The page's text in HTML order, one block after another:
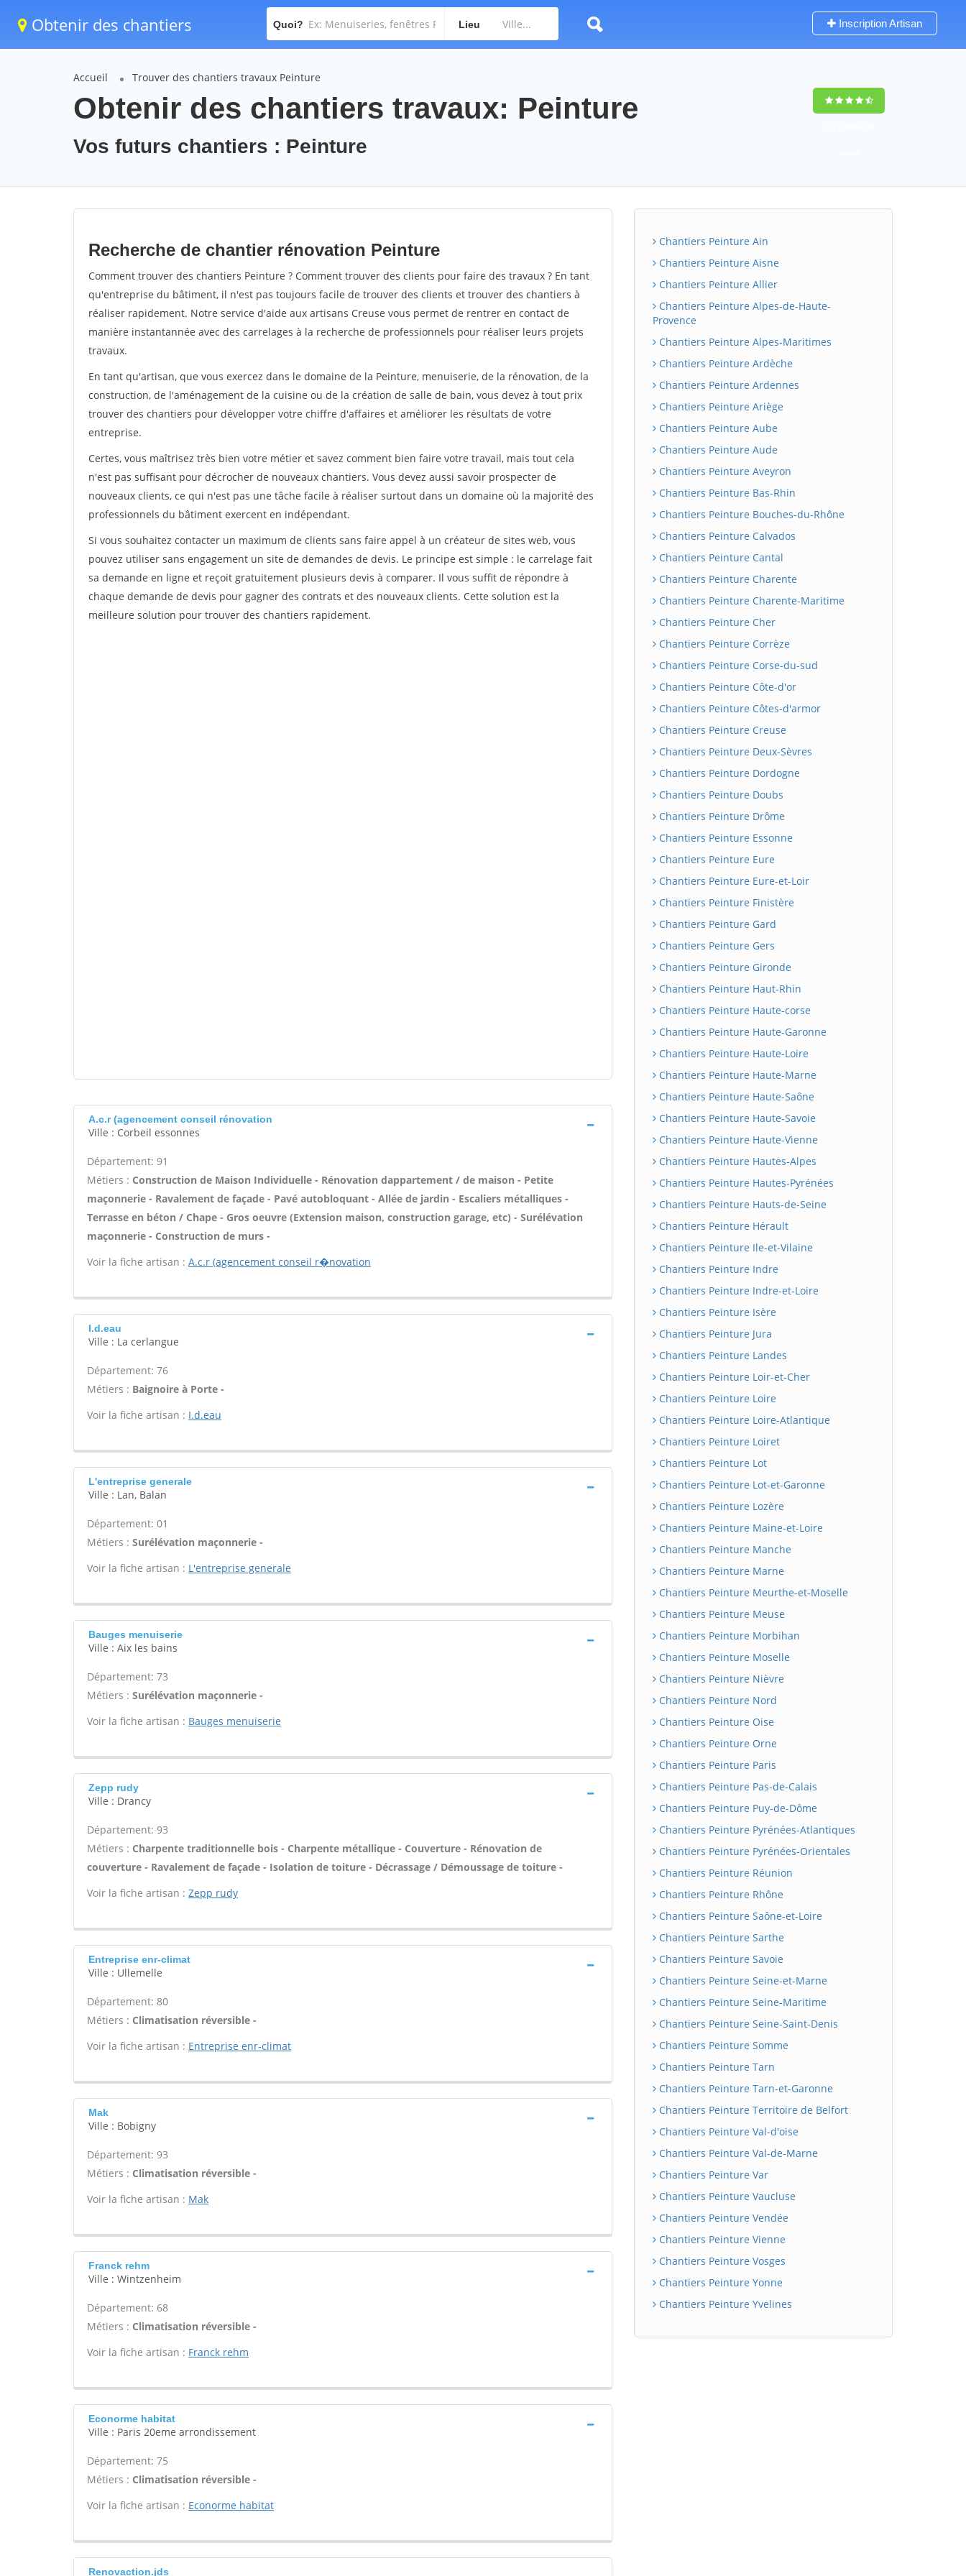
Obtenir des chantiers Quoi? Lieu Inscription Artisan
Accueil Trouver des chantiers travaux Peinture
Obtenir des chantiers travaux: Peinture
Vos futurs chantiers : Peinture
Recherche de chantier rénovation Peinture
Comment trouver des chantiers Peinture ? Comment trouver des clients pour faire des travaux ? En tant
qu'entreprise du bâtiment, il n'est pas toujours facile de trouver des clients et trouver des chantiers à
réaliser rapidement. Notre service d'aide aux artisans Creuse vous permet de rentrer en contact de
manière instantannée avec des carrelages à la recherche de professionnels pour réaliser leurs projets
travaux.
En tant qu'artisan, que vous exercez dans le domaine de la Peinture, menuiserie, de la rénovation, de la
construction, de l'aménagement de la cuisine ou de la création de salle de bain, vous devez à tout prix
trouver des chantiers pour développer votre chiffre d'affaires et améliorer les résultats de votre
entreprise.
Certes, vous maîtrisez très bien votre métier et savez comment bien faire votre travail, mais tout cela
n'est pas suffisant pour décrocher de nouveaux chantiers. Vous devez aussi savoir prospecter de
nouveaux clients, ce qui n'est pas une tâche facile à réaliser surtout dans un domaine où la majorité des
professionnels du bâtiment exercent en indépendant.
Si vous souhaitez contacter un maximum de clients sans faire appel à un créateur de sites web, vous
pouvez utiliser sans engagement un site de demandes de devis. Le principe est simple : le carrelage fait
sa demande en ligne et reçoit gratuitement plusieurs devis à comparer. Il vous suffit de répondre à
chaque demande de devis pour gagner des contrats et des nouveaux clients. Cette solution est la
meilleure solution pour trouver des chantiers rapidement.
A.c.r (agencement conseil rénovation
Ville : Corbeil essonnes
Département: 91
Métiers : Construction de Maison Individuelle - Rénovation dappartement / de maison - Petite
maçonnerie - Ravalement de façade - Pavé autobloquant - Allée de jardin - Escaliers métalliques -
Terrasse en béton / Chape - Gros oeuvre (Extension maison, construction garage, etc) - Surélévation
maçonnerie - Construction de murs -
Voir la fiche artisan : A.c.r (agencement conseil r�novation
I.d.eau
Ville : La cerlangue
Département: 76
Métiers : Baignoire à Porte -
Voir la fiche artisan : I.d.eau
L'entreprise generale
Ville : Lan, Balan
Département: 01
Métiers : Surélévation maçonnerie -
Voir la fiche artisan : L'entreprise generale
Bauges menuiserie
Ville : Aix les bains
Département: 73
Métiers : Surélévation maçonnerie -
Voir la fiche artisan : Bauges menuiserie
Zepp rudy
Ville : Drancy
Département: 93
Métiers : Charpente traditionnelle bois - Charpente métallique - Couverture - Rénovation de
couverture - Ravalement de façade - Isolation de toiture - Décrassage / Démoussage de toiture -
Voir la fiche artisan : Zepp rudy
Entreprise enr-climat
Ville : Ullemelle
Département: 80
Métiers : Climatisation réversible -
Voir la fiche artisan : Entreprise enr-climat
Mak
Ville : Bobigny
Département: 93
Métiers : Climatisation réversible -
Voir la fiche artisan : Mak
Franck rehm
Ville : Wintzenheim
Département: 68
Métiers : Climatisation réversible -
Voir la fiche artisan : Franck rehm
Econorme habitat
Ville : Paris 20eme arrondissement
Département: 75
Métiers : Climatisation réversible -
Voir la fiche artisan : Econorme habitat
Renovaction.jds
Chantiers Peinture Ain
Chantiers Peinture Aisne
Chantiers Peinture Allier
Chantiers Peinture Alpes-de-Haute-
Provence
Chantiers Peinture Alpes-Maritimes
Chantiers Peinture Ardèche
Chantiers Peinture Ardennes
Chantiers Peinture Ariège
Chantiers Peinture Aube
Chantiers Peinture Aude
Chantiers Peinture Aveyron
Chantiers Peinture Bas-Rhin
Chantiers Peinture Bouches-du-Rhône
Chantiers Peinture Calvados
Chantiers Peinture Cantal
Chantiers Peinture Charente
Chantiers Peinture Charente-Maritime
Chantiers Peinture Cher
Chantiers Peinture Corrèze
Chantiers Peinture Corse-du-sud
Chantiers Peinture Côte-d'or
Chantiers Peinture Côtes-d'armor
Chantiers Peinture Creuse
Chantiers Peinture Deux-Sèvres
Chantiers Peinture Dordogne
Chantiers Peinture Doubs
Chantiers Peinture Drôme
Chantiers Peinture Essonne
Chantiers Peinture Eure
Chantiers Peinture Eure-et-Loir
Chantiers Peinture Finistère
Chantiers Peinture Gard
Chantiers Peinture Gers
Chantiers Peinture Gironde
Chantiers Peinture Haut-Rhin
Chantiers Peinture Haute-corse
Chantiers Peinture Haute-Garonne
Chantiers Peinture Haute-Loire
Chantiers Peinture Haute-Marne
Chantiers Peinture Haute-Saône
Chantiers Peinture Haute-Savoie
Chantiers Peinture Haute-Vienne
Chantiers Peinture Hautes-Alpes
Chantiers Peinture Hautes-Pyrénées
Chantiers Peinture Hauts-de-Seine
Chantiers Peinture Hérault
Chantiers Peinture Ile-et-Vilaine
Chantiers Peinture Indre
Chantiers Peinture Indre-et-Loire
Chantiers Peinture Isère
Chantiers Peinture Jura
Chantiers Peinture Landes
Chantiers Peinture Loir-et-Cher
Chantiers Peinture Loire
Chantiers Peinture Loire-Atlantique
Chantiers Peinture Loiret
Chantiers Peinture Lot
Chantiers Peinture Lot-et-Garonne
Chantiers Peinture Lozère
Chantiers Peinture Maine-et-Loire
Chantiers Peinture Manche
Chantiers Peinture Marne
Chantiers Peinture Meurthe-et-Moselle
Chantiers Peinture Meuse
Chantiers Peinture Morbihan
Chantiers Peinture Moselle
Chantiers Peinture Nièvre
Chantiers Peinture Nord
Chantiers Peinture Oise
Chantiers Peinture Orne
Chantiers Peinture Paris
Chantiers Peinture Pas-de-Calais
Chantiers Peinture Puy-de-Dôme
Chantiers Peinture Pyrénées-Atlantiques
Chantiers Peinture Pyrénées-Orientales
Chantiers Peinture Réunion
Chantiers Peinture Rhône
Chantiers Peinture Saône-et-Loire
Chantiers Peinture Sarthe
Chantiers Peinture Savoie
Chantiers Peinture Seine-et-Marne
Chantiers Peinture Seine-Maritime
Chantiers Peinture Seine-Saint-Denis
Chantiers Peinture Somme
Chantiers Peinture Tarn
Chantiers Peinture Tarn-et-Garonne
Chantiers Peinture Territoire de Belfort
Chantiers Peinture Val-d'oise
Chantiers Peinture Val-de-Marne
Chantiers Peinture Var
Chantiers Peinture Vaucluse
Chantiers Peinture Vendée
Chantiers Peinture Vienne
Chantiers Peinture Vosges
Chantiers Peinture Yonne
Chantiers Peinture Yvelines